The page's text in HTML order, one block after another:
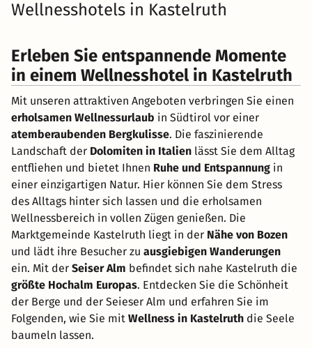
Wellnesshotels in Kastelruth
Erleben Sie entspannende Momente
in einem Wellnesshotel in Kastelruth
Mit unseren attraktiven Angeboten verbringen Sie einen
erholsamen Wellnessurlaub in Südtirol vor einer
atemberaubenden Bergkulisse. Die faszinierende
Landschaft der Dolomiten in Italien lässt Sie dem Alltag
entfliehen und bietet Ihnen Ruhe und Entspannung in
einer einzigartigen Natur. Hier können Sie dem Stress
des Alltags hinter sich lassen und die erholsamen
Wellnessbereich in vollen Zügen genießen. Die
Marktgemeinde Kastelruth liegt in der Nähe von Bozen
und lädt ihre Besucher zu ausgiebigen Wanderungen
ein. Mit der Seiser Alm befindet sich nahe Kastelruth die
größte Hochalm Europas. Entdecken Sie die Schönheit
der Berge und der Seieser Alm und erfahren Sie im
Folgenden, wie Sie mit Wellness in Kastelruth die Seele
baumeln lassen.